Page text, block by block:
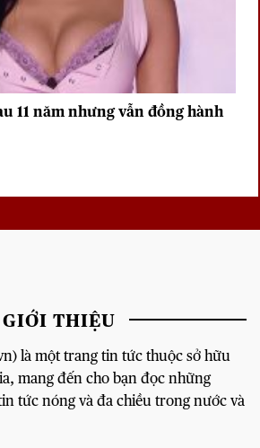
11 năm nhưng vẫn đồng hành
GIỚI THIỆU
là một trang tin tức thuộc sở hữu
mang đến cho bạn đọc những
tức nóng và đa chiều trong nước và